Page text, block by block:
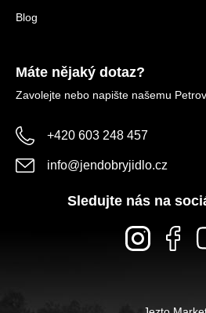
Blog
Máte nějaký dotaz?
Zavolejte nebo napište našemu
+420 603 248 457
info@jendobryjidlo.cz
Sledujte nás na